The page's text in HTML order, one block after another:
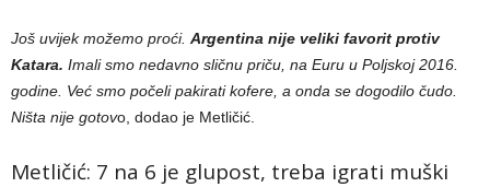
Još uvijek možemo proći. Argentina nije veliki favorit protiv
Katara. Imali smo nedavno sličnu priču, na Euru u Poljskoj 2016.
godine. Već smo počeli pakirati kofere, a onda se dogodilo čudo.
Ništa nije gotovo, dodao je Metličić.
Metličić: 7 na 6 je glupost, treba igrati muški